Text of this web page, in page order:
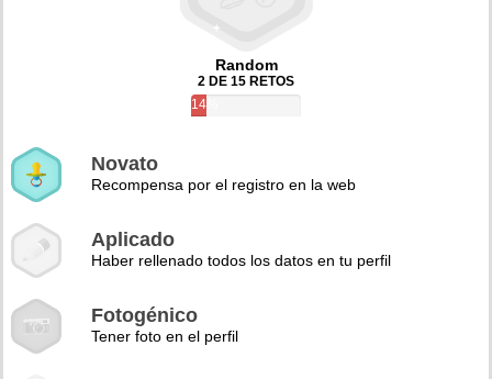
Random
2 DE 15 RETOS
14%
Novato
Recompensa por el registro en la web
Aplicado
Haber rellenado todos los datos en tu perfil
Fotogénico
Tener foto en el perfil